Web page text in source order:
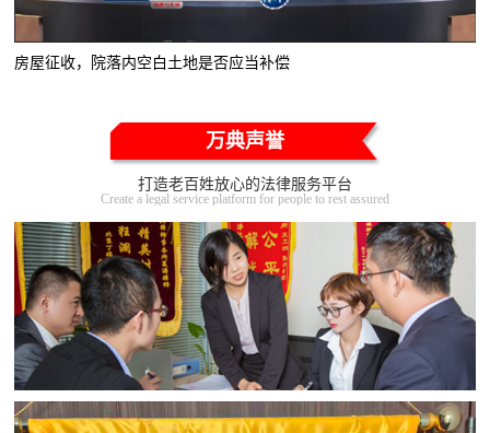
房屋征收，院落内空白土地是否应当补偿
万典声誉
打造老百姓放心的法律服务平台
Create a legal service platform for people to rest assured